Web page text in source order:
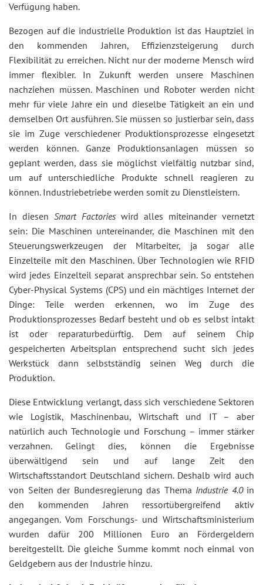
Verfügung haben.
Bezogen auf die industrielle Produktion ist das Hauptziel in
den kommenden Jahren, Effizienzsteigerung durch
Flexibilität zu erreichen. Nicht nur der moderne Mensch wird
immer flexibler. In Zukunft werden unsere Maschinen
nachziehen müssen. Maschinen und Roboter werden nicht
mehr für viele Jahre ein und dieselbe Tätigkeit an ein und
demselben Ort ausführen. Sie müssen so justierbar sein, dass
sie im Zuge verschiedener Produktionsprozesse eingesetzt
werden können. Ganze Produktionsanlagen müssen so
geplant werden, dass sie möglichst vielfältig nutzbar sind,
um auf unterschiedliche Produkte schnell reagieren zu
können. Industriebetriebe werden somit zu Dienstleistern.
In diesen Smart Factories wird alles miteinander vernetzt
sein: Die Maschinen untereinander, die Maschinen mit den
Steuerungswerkzeugen der Mitarbeiter, ja sogar alle
Einzelteile mit den Maschinen. Über Technologien wie RFID
wird jedes Einzelteil separat ansprechbar sein. So entstehen
Cyber-Physical Systems (CPS) und ein mächtiges Internet der
Dinge: Teile werden erkennen, wo im Zuge des
Produktionsprozesses Bedarf besteht und ob es selbst intakt
ist oder reparaturbedürftig. Dem auf seinem Chip
gespeicherten Arbeitsplan entsprechend sucht sich jedes
Werkstück dann selbstständig seinen Weg durch die
Produktion.
Diese Entwicklung verlangt, dass sich verschiedene Sektoren
wie Logistik, Maschinenbau, Wirtschaft und IT – aber
natürlich auch Technologie und Forschung – immer stärker
verzahnen. Gelingt dies, können die Ergebnisse
überwältigend sein und auf lange Zeit den
Wirtschaftsstandort Deutschland sichern. Deshalb wird auch
von Seiten der Bundesregierung das Thema Industrie 4.0in
den kommenden Jahren ressortübergreifend aktiv
angegangen. Vom Forschungs- und Wirtschaftsministerium
wurden dafür 200 Millionen Euro an Fördergeldern
bereitgestellt. Die gleiche Summe kommt noch einmal von
Geldgebern aus der Industrie hinzu.